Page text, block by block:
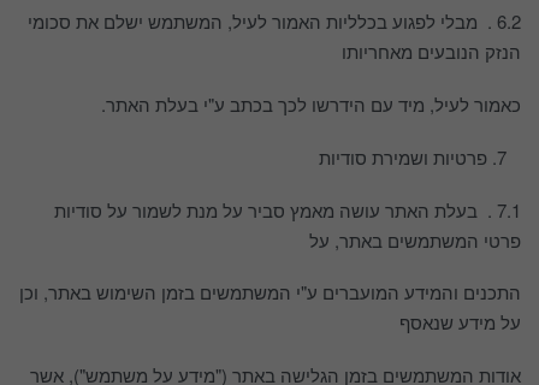
6.2 . מבלי לפגוע בכלליות האמור לעיל, המשתמש ישלם את סכומי
הנזק הנובעים מאחריותו
כאמור לעיל, מיד עם הידרשו לכך בכתב ע"י בעלת האתר.
פרטיות ושמירת סודיות
7.1 . בעלת האתר עושה מאמץ סביר על מנת לשמור על סודיות
פרטי המשתמשים באתר, על
התכנים והמידע המועברים ע"י המשתמשים בזמן השימוש באתר, וכן
על מידע שנאסף
אודות המשתמשים בזמן הגלישה באתר ("מידע על משתמש"), אשר